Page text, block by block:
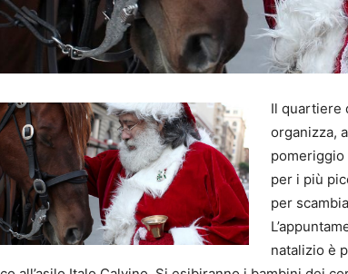
Il quartiere
organizza,
per i più
per
natalizio è